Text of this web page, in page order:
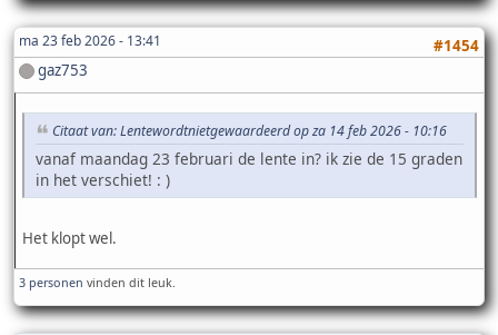
ma 23 feb 2026 - 13:41
#1454
gaz753
Citaat van: Lentewordtnietgewaardeerd op za 14 feb 2026 - 10:16
vanaf maandag 23 februari de lente in? ik zie de 15 graden
in het verschiet! : )
Het klopt wel.
3 personen vinden dit leuk.